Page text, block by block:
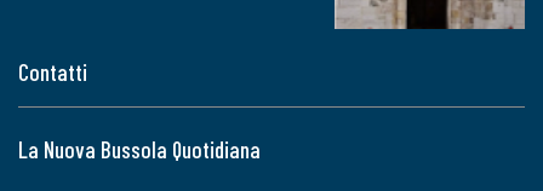
Contatti
La Nuova Bussola Quotidiana